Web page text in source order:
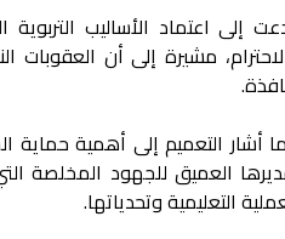
إلى اعتماد الأساليب
مشيرة إلى أن
أشار التعميم إلى أهمية
العميق للجهود المخلصة
التعليمية وتحدياتها.